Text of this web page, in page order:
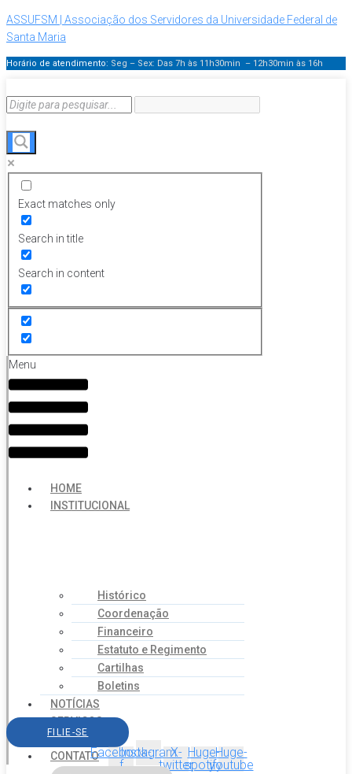
ASSUFSM | Associação dos Servidores da Universidade Federal de
Santa Maria
Horário de atendimento: Seg – Sex: Das 7h às 11h30min – 12h30min às 16h
Exact matches only
Search in title
Search in content
Menu
HOME
INSTITUCIONAL
Histórico
Coordenação
Financeiro
Estatuto e Regimento
Cartilhas
Boletins
NOTÍCIAS
SERVIÇOS
AGENDA
CONTATO
FILIE-SE
Facebook-
f
InstagramX-
twitter
Huge-
spotify
Huge-
youtube